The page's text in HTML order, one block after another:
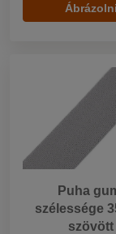
Ábrázolni
Puha
szélessége
szövött